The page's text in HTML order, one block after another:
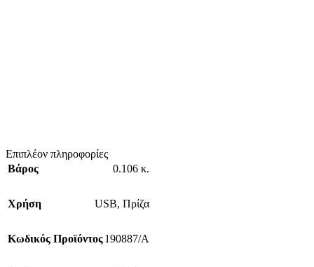
Επιπλέον πληροφορίες
Βάρος
0.106 κ.
Χρήση USB, Πρίζα
Κωδικός Προϊόντος190887/A